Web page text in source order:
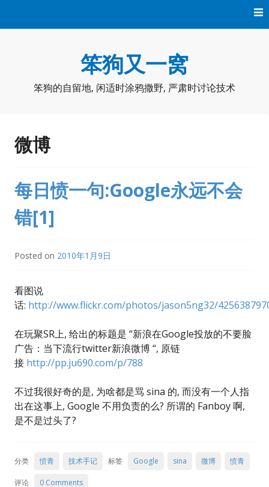
笨狗又一窝
笨狗的自留地, 闲适时涂鸦撒野, 严肃时讨论技术
微博
每日愤一句:Google永远不会
错[1]
Posted on 2010年1月9日
看图说
话: http://www.flickr.com/photos/jason5ng32/
在玩聚SR上, 给出的标题是 “新浪在Google投放的不要脸
广告：当下流行twitter新浪微博 “, 原链
接 http://pp.ju690.com/p/788
不过我很好奇的是, 为啥都是骂 sina 的, 而没有一个人指
出在这事上, Google 不用负责的么? 所谓的 Fanboy 啊,
是不是过头了?
分类 愤青 技术手记 标签 Google sina 微博 愤青
评论 0 Comments